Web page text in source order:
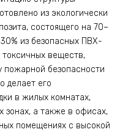
из экологически
состоящего на 70–
из безопасных ПВХ-
веществ,
пожарной безопасности
делает его
в жилых комнатах,
зонах, а также в офисах,
помещениях с высокой